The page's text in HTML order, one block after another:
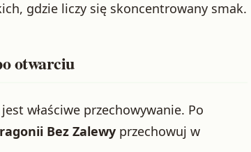
gdzie liczy się skoncentrowany smak.
otwarciu
właściwe przechowywanie. Po
Bez Zalewy przechowuj w